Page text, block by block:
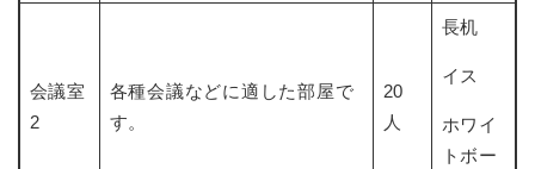
会議室
2
各種会議などに適した部屋で
す。
20
人
長机
イス
ホワイ
トボー